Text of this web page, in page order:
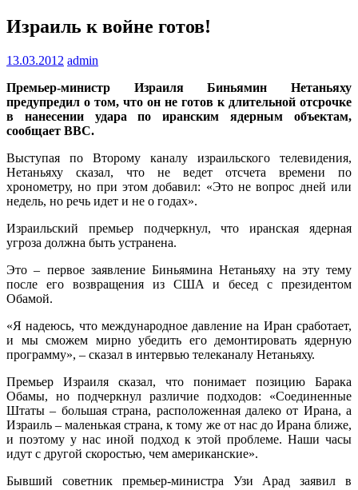
Израиль к войне готов!
13.03.2012 admin
Премьер-министр Израиля Биньямин Нетаньяху
предупредил о том, что он не готов к длительной отсрочке
в нанесении удара по иранским ядерным объектам,
сообщает ВВС.
Выступая по Второму каналу израильского телевидения,
Нетаньяху сказал, что не ведет отсчета времени по
хронометру, но при этом добавил: «Это не вопрос дней или
недель, но речь идет и не о годах».
Израильский премьер подчеркнул, что иранская ядерная
угроза должна быть устранена.
Это – первое заявление Биньямина Нетаньяху на эту тему
после его возвращения из США и бесед с президентом
Обамой.
«Я надеюсь, что международное давление на Иран сработает,
и мы сможем мирно убедить его демонтировать ядерную
программу», – сказал в интервью телеканалу Нетаньяху.
Премьер Израиля сказал, что понимает позицию Барака
Обамы, но подчеркнул различие подходов: «Соединенные
Штаты – большая страна, расположенная далеко от Ирана, а
Израиль – маленькая страна, к тому же от нас до Ирана ближе,
и поэтому у нас иной подход к этой проблеме. Наши часы
идут с другой скоростью, чем американские».
Бывший советник премьер-министра Узи Арад заявил в